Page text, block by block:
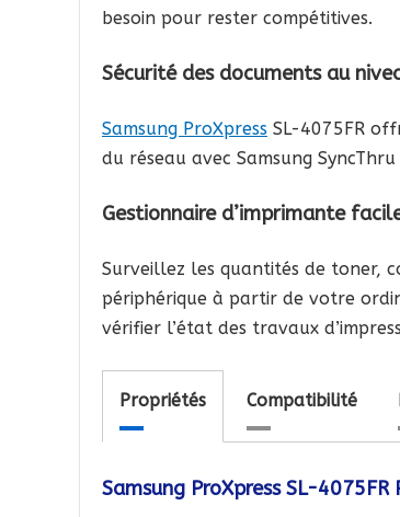
besoin pour rester compétitives.
Sécurité des documents au
Samsung ProXpress SL-4075FR
du réseau avec Samsung
Gestionnaire d’imprimante
Surveillez les quantités de toner,
périphérique à partir de votre
vérifier l’état des travaux
Propriétés Compatibilité
Samsung ProXpress SL-4075FR